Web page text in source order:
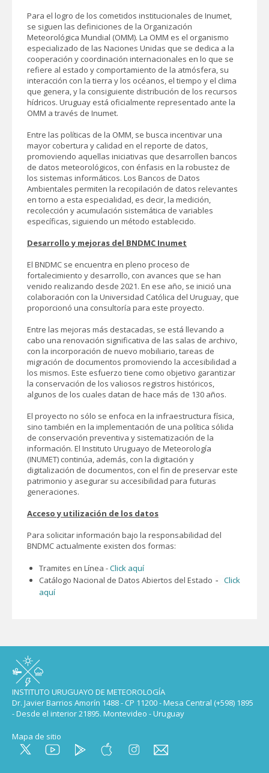
Para el logro de los cometidos institucionales de Inumet,
se siguen las definiciones de la Organización
Meteorológica Mundial (OMM). La OMM es el organismo
especializado de las Naciones Unidas que se dedica a la
cooperación y coordinación internacionales en lo que se
refiere al estado y comportamiento de la atmósfera, su
interacción con la tierra y los océanos, el tiempo y el clima
que genera, y la consiguiente distribución de los recursos
hídricos. Uruguay está oficialmente representado ante la
OMM a través de Inumet.
Entre las políticas de la OMM, se busca incentivar una
mayor cobertura y calidad en el reporte de datos,
promoviendo aquellas iniciativas que desarrollen bancos
de datos meteorológicos, con énfasis en la robustez de
los sistemas informáticos. Los Bancos de Datos
Ambientales permiten la recopilación de datos relevantes
en torno a esta especialidad, es decir, la medición,
recolección y acumulación sistemática de variables
específicas, siguiendo un método establecido.
Desarrollo y mejoras del BNDMC Inumet
El BNDMC se encuentra en pleno proceso de
fortalecimiento y desarrollo, con avances que se han
venido realizando desde 2021. En ese año, se inició una
colaboración con la Universidad Católica del Uruguay, que
proporcionó una consultoría para este proyecto.
Entre las mejoras más destacadas, se está llevando a
cabo una renovación significativa de las salas de archivo,
con la incorporación de nuevo mobiliario, tareas de
migración de documentos promoviendo la accesibilidad a
los mismos. Este esfuerzo tiene como objetivo garantizar
la conservación de los valiosos registros históricos,
algunos de los cuales datan de hace más de 130 años.
El proyecto no sólo se enfoca en la infraestructura física,
sino también en la implementación de una política sólida
de conservación preventiva y sistematización de la
información. El Instituto Uruguayo de Meteorología
(INUMET) continúa, además, con la digitación y
digitalización de documentos, con el fin de preservar este
patrimonio y asegurar su accesibilidad para futuras
generaciones.
Acceso y utilización de los datos
Para solicitar información bajo la responsabilidad del
BNDMC actualmente existen dos formas:
Tramites en Línea -Click aquí
Catálogo Nacional de Datos Abiertos del Estado - Click
aquí
INSTITUTO URUGUAYO DE METEOROLOGÍA
Dr. Javier Barrios Amorín 1488 - CP 11200 - Mesa Central (+598) 1895
- Desde el interior 21895. Montevideo - Uruguay
Mapa de sitio